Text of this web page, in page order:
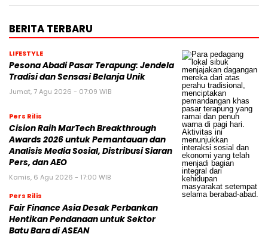
BERITA TERBARU
LIFESTYLE
Pesona Abadi Pasar Terapung: Jendela
Tradisi dan Sensasi Belanja Unik
Jumat, 7 Agu 2026 - 07:09 WIB
Pers Rilis
Cision Raih MarTech Breakthrough
Awards 2026 untuk Pemantauan dan
Analisis Media Sosial, Distribusi Siaran
Pers, dan AEO
Kamis, 6 Agu 2026 - 17:00 WIB
Pers Rilis
Fair Finance Asia Desak Perbankan
Hentikan Pendanaan untuk Sektor
Batu Bara di ASEAN